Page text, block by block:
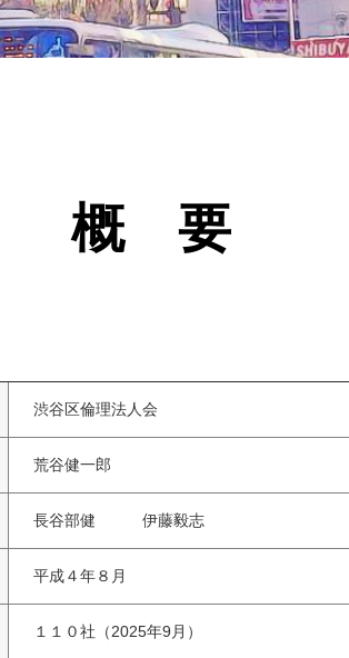
概 要
渋谷区倫理法人会
荒谷健一郎
長谷部健 伊藤毅志
平成４年８月
１１０社（2025年9月）